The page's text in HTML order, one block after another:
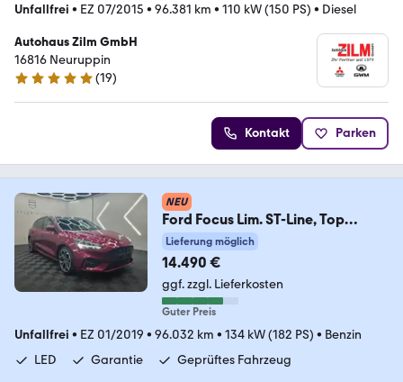
Unfallfrei • EZ 07/2015 • 96.381 km • 110 kW (150 PS) • Diesel
Autohaus Zilm GmbH
16816 Neuruppin
4.9 Sterne
(19)
Kontakt Parken
NEU
Ford Focus Lim. ST-Line, Top
Ausstattung, gepflegtes
Lieferung möglich
14.490 €
ggf. zzgl. Lieferkosten
Guter Preis
Unfallfrei • EZ 01/2019 • 96.032 km • 134 kW (182 PS) • Benzin
LED
Garantie Geprüftes Fahrzeug